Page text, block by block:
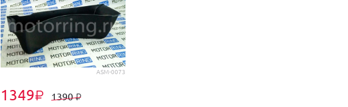
ASM-0073
1349₽ 1390₽